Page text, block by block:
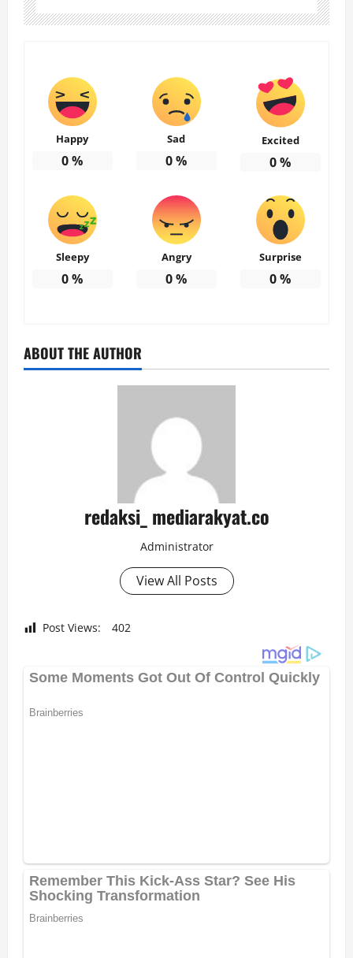
Happy
0%
Sad
0%
Excited
0%
Sleepy
0%
Angry
0%
Surprise
0%
ABOUT THE AUTHOR
redaksi_ mediarakyat.co
Administrator
View All Posts
Post Views: 402